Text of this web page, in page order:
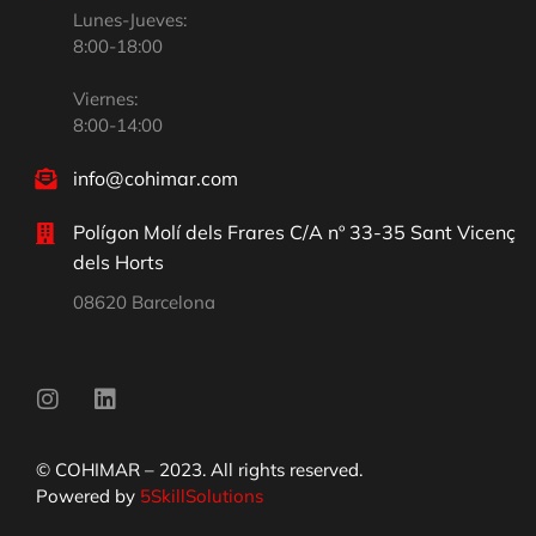
Lunes-Jueves:
8:00-18:00
Viernes:
8:00-14:00
info@cohimar.com
Polígon Molí dels Frares C/A nº 33-35 Sant Vicenç
dels Horts
08620 Barcelona
© COHIMAR – 2023. All rights reserved.
Powered by 5SkillSolutions